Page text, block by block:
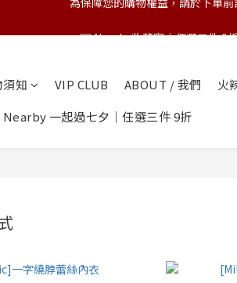
為保障您的購物權益，請於下單前
💌 Nearby收藏家｜任選三件 9折
知 VIP CLUB ABOUT / 我們
火
Nearby 一起過七夕｜任選三件 9折